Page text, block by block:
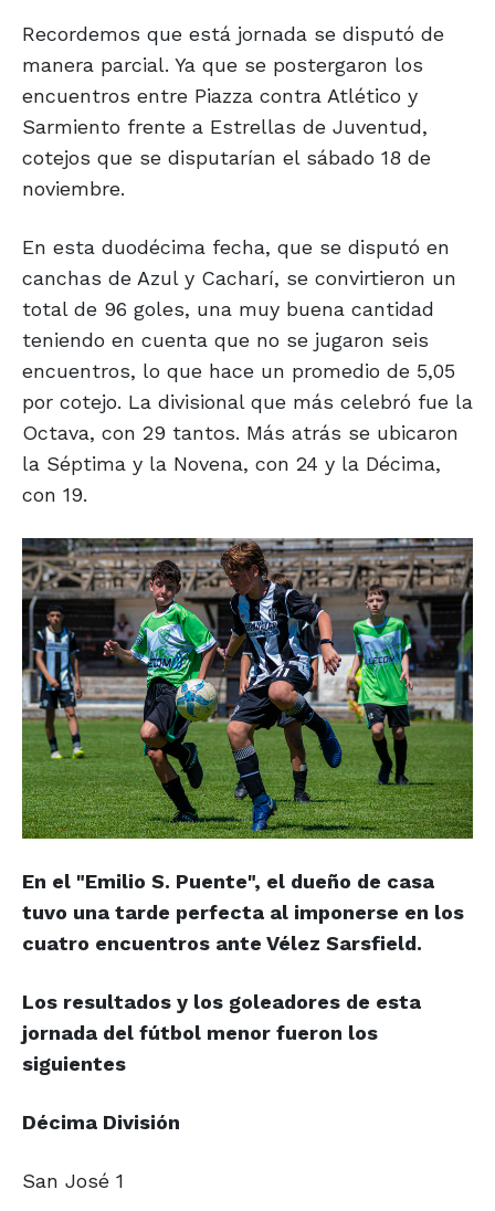
Recordemos que está jornada se disputó de
manera parcial. Ya que se postergaron los
encuentros entre Piazza contra Atlético y
Sarmiento frente a Estrellas de Juventud,
cotejos que se disputarían el sábado 18 de
noviembre.
En esta duodécima fecha, que se disputó en
canchas de Azul y Cacharí, se convirtieron un
total de 96 goles, una muy buena cantidad
teniendo en cuenta que no se jugaron seis
encuentros, lo que hace un promedio de 5,05
por cotejo. La divisional que más celebró fue la
Octava, con 29 tantos. Más atrás se ubicaron
la Séptima y la Novena, con 24 y la Décima,
con 19.
En el "Emilio S. Puente", el dueño de casa
tuvo una tarde perfecta al imponerse en los
cuatro encuentros ante Vélez Sarsfield.
Los resultados y los goleadores de esta
jornada del fútbol menor fueron los
siguientes
Décima División
San José 1